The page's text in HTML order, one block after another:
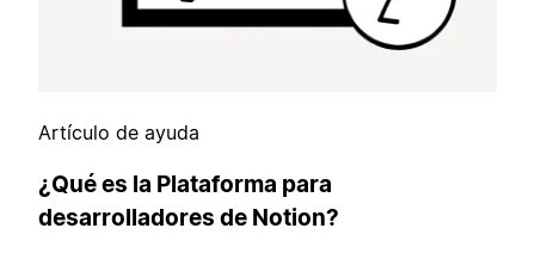
Artículo de ayuda
¿Qué es la Plataforma para
desarrolladores de Notion?